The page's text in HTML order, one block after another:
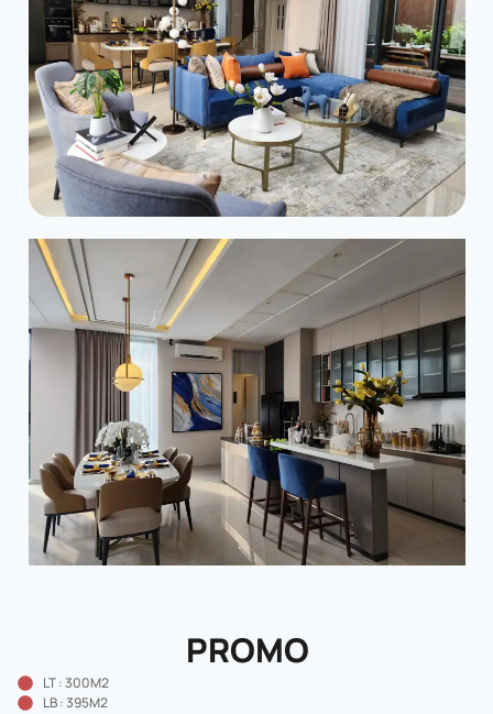
PROMO
LT : 300M2
LB : 395M2